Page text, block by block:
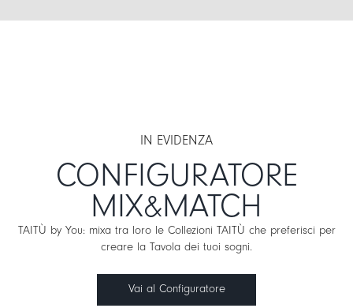
IN EVIDENZA
CONFIGURATORE
MIX&MATCH
TAITÙ by You: mixa tra loro le Collezioni TAITÙ che preferisci per
creare la Tavola dei tuoi sogni.
Vai al Configuratore